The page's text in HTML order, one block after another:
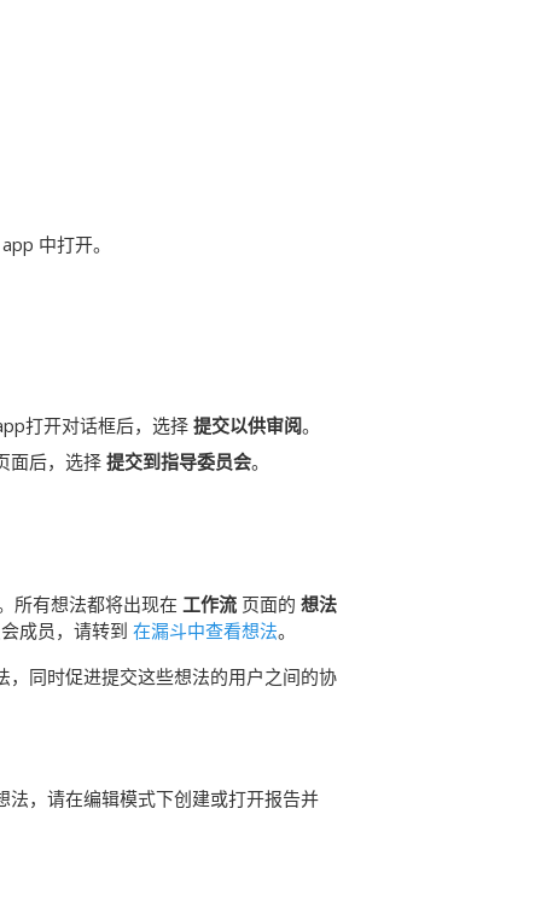
中打开。
打开对话框后，选择 提交以供审阅。
面后，选择 提交到指导委员会。
所有想法都将出现在 工作流 页面的 想法
成员，请转到 在漏斗中查看想法。
同时促进提交这些想法的用户之间的协
法，请在编辑模式下创建或打开报告并